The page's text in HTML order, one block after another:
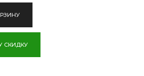
СКИДКУ